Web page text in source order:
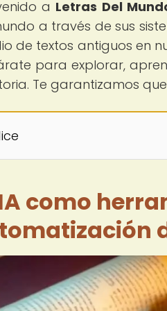
a Letras Del
a través de sus
de textos antiguos en
para explorar,
Te garantizamos
como